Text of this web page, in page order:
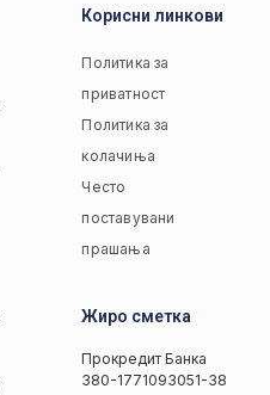
Корисни линкови
Политика за
приватност
Политика за
колачиња
Често
поставувани
прашања
Жиро сметка
Прокредит Банка
380-1771093051-38